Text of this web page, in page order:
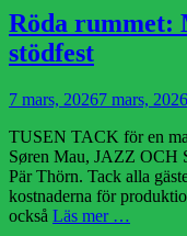
Röda rummet:
stödfest
Publicerad
7 mars, 20267 mars, 2026
TUSEN TACK för en
Søren Mau, JAZZ OCH
Pär Thörn. Tack alla
kostnaderna för
också Läs mer …